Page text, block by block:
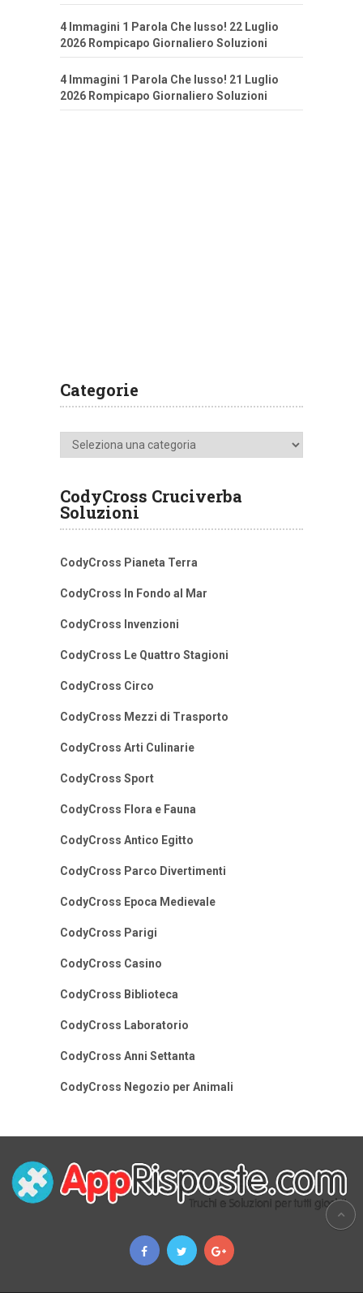
4 Immagini 1 Parola Che lusso! 22 Luglio
2026 Rompicapo Giornaliero Soluzioni
4 Immagini 1 Parola Che lusso! 21 Luglio
2026 Rompicapo Giornaliero Soluzioni
Categorie
Categorie
CodyCross Cruciverba
Soluzioni
CodyCross Pianeta Terra
CodyCross In Fondo al Mar
CodyCross Invenzioni
CodyCross Le Quattro Stagioni
CodyCross Circo
CodyCross Mezzi di Trasporto
CodyCross Arti Culinarie
CodyCross Sport
CodyCross Flora e Fauna
CodyCross Antico Egitto
CodyCross Parco Divertimenti
CodyCross Epoca Medievale
CodyCross Parigi
CodyCross Casino
CodyCross Biblioteca
CodyCross Laboratorio
CodyCross Anni Settanta
CodyCross Negozio per Animali